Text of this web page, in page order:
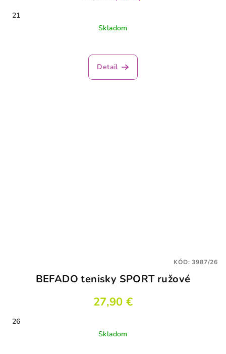
21
Skladom
Detail
BEFADO tenisky SPORT ružové
27,90 €
26
Skladom
KÓD:3987/26